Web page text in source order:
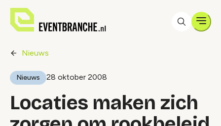
Nieuws
Nieuws 28 oktober 2008
Locaties maken zich